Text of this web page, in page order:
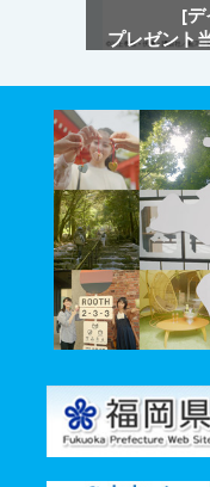
[デ
プレゼント